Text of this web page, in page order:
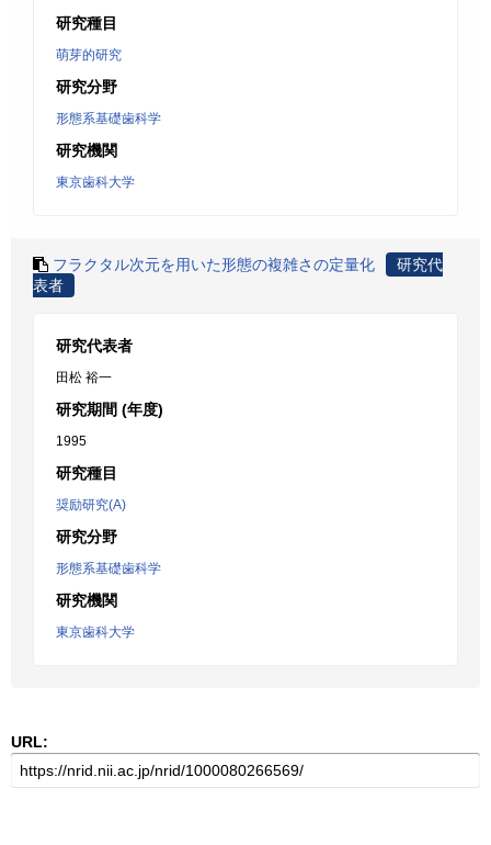
研究種目
萌芽的研究
研究分野
形態系基礎歯科学
研究機関
東京歯科大学
フラクタル次元を用いた形態の複雑さの定量化
研究代
表者
研究代表者
田松 裕一
研究期間 (年度)
1995
研究種目
奨励研究(A)
研究分野
形態系基礎歯科学
研究機関
東京歯科大学
URL: